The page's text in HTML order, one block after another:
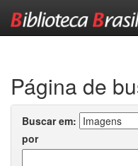
Página de
Buscar em:
por